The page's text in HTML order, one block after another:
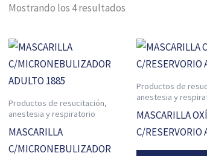
Mostrando los 4 resultados
Productos de resucitación,
anestesia y respiratorio
MASCARILLA
C/MICRONEBULIZADOR
Productos de
anestesia y
MASCARILLA
C/RESERVORIO